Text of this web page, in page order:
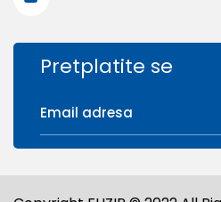
Pretplatite se